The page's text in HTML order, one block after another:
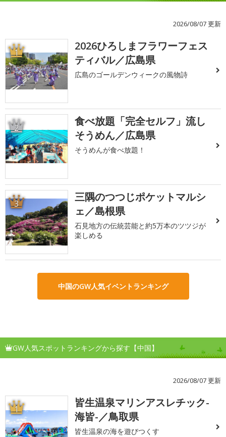
2026/08/07 更新
1
2026ひろしまフラワーフェス
ティバル／広島県
広島のゴールデンウィークの風物詩
2
食べ放題「完全セルフ」流し
そうめん／広島県
そうめんが食べ放題！
3
三隅のつつじポケットマルシ
ェ／島根県
石見地方の伝統芸能と約5万本のツツジが
楽しめる
中国のGW人気イベントランキング
GW人気スポットランキングから探す【中国】
2026/08/07 更新
1
皆生温泉マリンアスレチック-
海皆-／鳥取県
皆生温泉の海を遊びつくす